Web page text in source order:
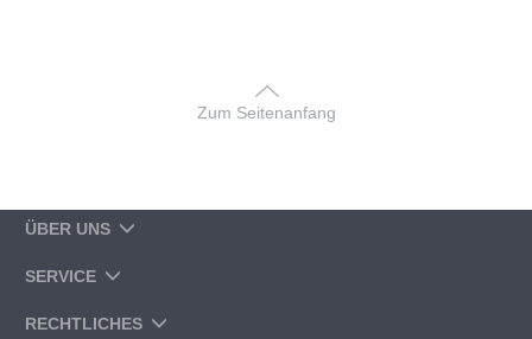
Zum Seitenanfang
ÜBER UNS
SERVICE
RECHTLICHES